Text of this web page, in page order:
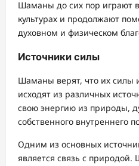
Шаманы до сих пор играют
культурах и продолжают
духовном и физическом
Источники силы
Шаманы верят, что их силы
исходят из различных
свою энергию из природы,
собственного внутреннего
Одним из основных
является связь с